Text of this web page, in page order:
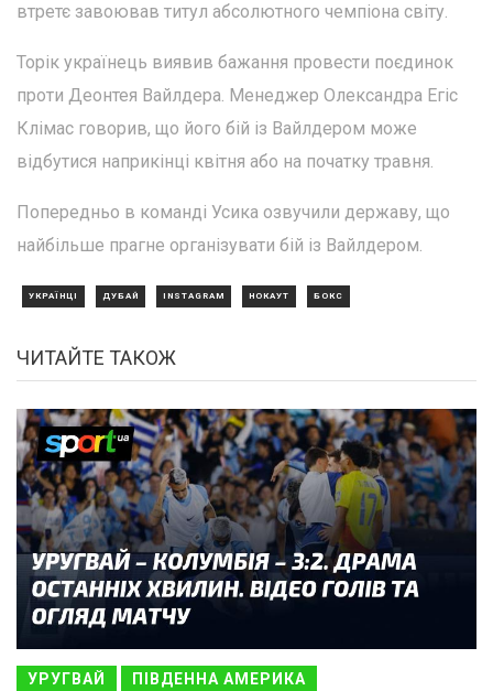
втретє завоював титул абсолютного чемпіона світу.
Торік українець виявив бажання провести поєдинок
проти Деонтея Вайлдера. Менеджер Олександра Егіс
Клімас говорив, що його бій із Вайлдером може
відбутися наприкінці квітня або на початку травня.
Попередньо в команді Усика озвучили державу, що
найбільше прагне організувати бій із Вайлдером.
УКРАЇНЦІ ДУБАЙ INSTAGRAM НОКАУТ БОКС
ЧИТАЙТЕ ТАКОЖ
УРУГВАЙ ПІВДЕННА АМЕРИКА